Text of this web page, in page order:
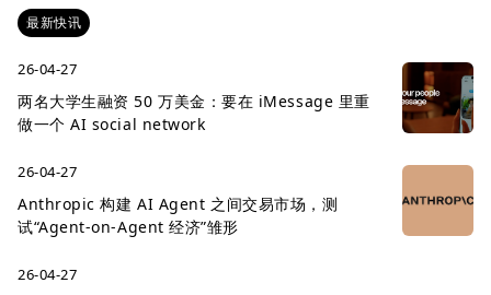
最新快讯
26-04-27
两名大学生融资 50 万美金：要在 iMessage 里重
做一个 AI social network
26-04-27
Anthropic 构建 AI Agent 之间交易市场，测
试“Agent-on-Agent 经济”雏形
26-04-27